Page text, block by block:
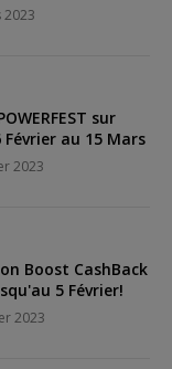
2023
sur
au 15 Mars
2023
Boost CashBack
5 Février!
2023